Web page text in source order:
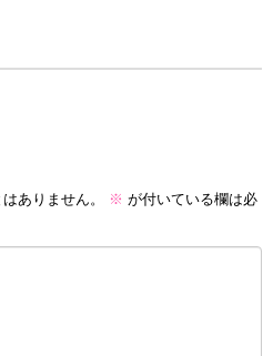
ありません。 ※ が付いている欄は必